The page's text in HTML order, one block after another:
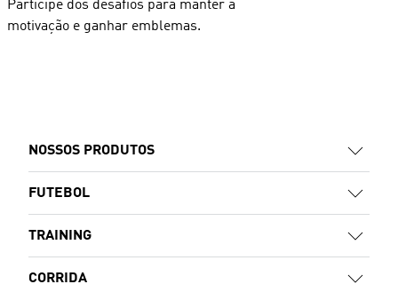
Participe dos desafios para manter a
motivação e ganhar emblemas.
NOSSOS PRODUTOS
FUTEBOL
TRAINING
CORRIDA